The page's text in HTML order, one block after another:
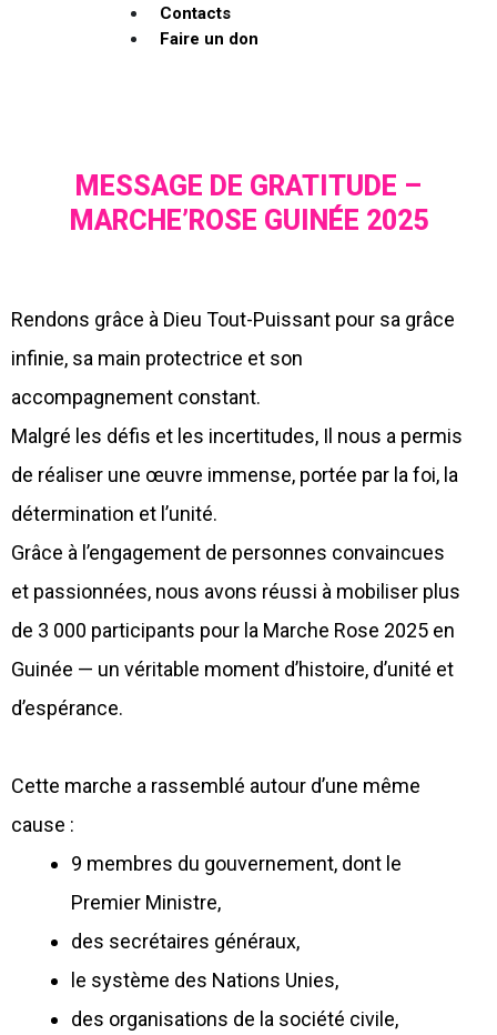
Contacts
Faire un don
MESSAGE DE GRATITUDE –
MARCHE’ROSE GUINÉE 2025
Rendons grâce à Dieu Tout-Puissant pour sa grâce
infinie, sa main protectrice et son
accompagnement constant.
Malgré les défis et les incertitudes, Il nous a permis
de réaliser une œuvre immense, portée par la foi, la
détermination et l’unité.
Grâce à l’engagement de personnes convaincues
et passionnées, nous avons réussi à mobiliser plus
de 3 000 participants pour la Marche Rose 2025 en
Guinée — un véritable moment d’histoire, d’unité et
d’espérance.
Cette marche a rassemblé autour d’une même
cause :
9 membres du gouvernement, dont le
Premier Ministre,
des secrétaires généraux,
le système des Nations Unies,
des organisations de la société civile,